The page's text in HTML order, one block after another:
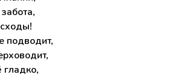
подводит,
гладко,